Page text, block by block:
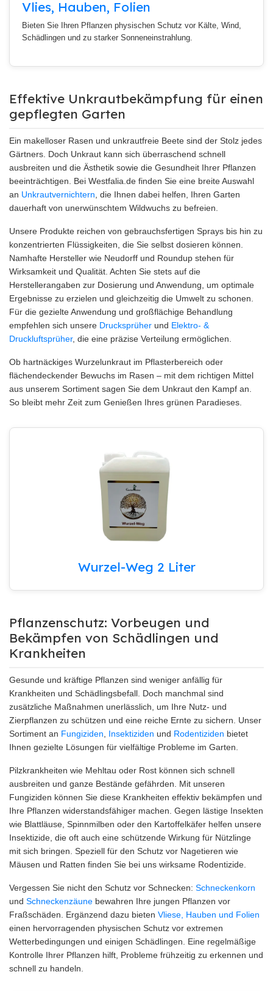
Vlies, Hauben, Folien
Bieten Sie Ihren Pflanzen physischen Schutz vor Kälte, Wind,
Schädlingen und zu starker Sonneneinstrahlung.
Effektive Unkrautbekämpfung für einen
gepflegten Garten
Ein makelloser Rasen und unkrautfreie Beete sind der Stolz jedes
Gärtners. Doch Unkraut kann sich überraschend schnell
ausbreiten und die Ästhetik sowie die Gesundheit Ihrer Pflanzen
beeinträchtigen. Bei Westfalia.de finden Sie eine breite Auswahl
an Unkrautvernichtern , die Ihnen dabei helfen, Ihren Garten
dauerhaft von unerwünschtem Wildwuchs zu befreien.
Unsere Produkte reichen von gebrauchsfertigen Sprays bis hin zu
konzentrierten Flüssigkeiten, die Sie selbst dosieren können.
Namhafte Hersteller wie Neudorff und Roundup stehen für
Wirksamkeit und Qualität. Achten Sie stets auf die
Herstellerangaben zur Dosierung und Anwendung, um optimale
Ergebnisse zu erzielen und gleichzeitig die Umwelt zu schonen.
Für die gezielte Anwendung und großflächige Behandlung
empfehlen sich unsere Drucksprüher und Elektro- &
Druckluftsprüher, die eine präzise Verteilung ermöglichen.
Ob hartnäckiges Wurzelunkraut im Pflasterbereich oder
flächendeckender Bewuchs im Rasen – mit dem richtigen Mittel
aus unserem Sortiment sagen Sie dem Unkraut den Kampf an.
So bleibt mehr Zeit zum Genießen Ihres grünen Paradieses.
Wurzel-Weg 2 Liter
Pflanzenschutz: Vorbeugen und
Bekämpfen von Schädlingen und
Krankheiten
Gesunde und kräftige Pflanzen sind weniger anfällig für
Krankheiten und Schädlingsbefall. Doch manchmal sind
zusätzliche Maßnahmen unerlässlich, um Ihre Nutz- und
Zierpflanzen zu schützen und eine reiche Ernte zu sichern. Unser
Sortiment an Fungiziden Insektiziden und Rodentiziden bietet
Ihnen gezielte Lösungen für vielfältige Probleme im Garten.
Pilzkrankheiten wie Mehltau oder Rost können sich schnell
ausbreiten und ganze Bestände gefährden. Mit unseren
Fungiziden können Sie diese Krankheiten effektiv bekämpfen und
Ihre Pflanzen widerstandsfähiger machen. Gegen lästige Insekten
wie Blattläuse, Spinnmilben oder den Kartoffelkäfer helfen unsere
Insektizide, die oft auch eine schützende Wirkung für Nützlinge
mit sich bringen. Speziell für den Schutz vor Nagetieren wie
Mäusen und Ratten finden Sie bei uns wirksame Rodentizide.
Vergessen Sie nicht den Schutz vor Schnecken: Schneckenkorn
und Schneckenzäune bewahren Ihre jungen Pflanzen vor
Fraßschäden. Ergänzend dazu bieten Vliese, Hauben und Folien
einen hervorragenden physischen Schutz vor extremen
Wetterbedingungen und einigen Schädlingen. Eine regelmäßige
Kontrolle Ihrer Pflanzen hilft, Probleme frühzeitig zu erkennen und
schnell zu handeln.